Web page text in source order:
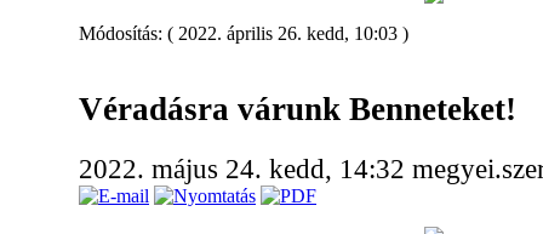
Módosítás: ( 2022. április 26. kedd, 10:03 )
Véradásra várunk Benneteket!
2022. május 24. kedd, 14:32